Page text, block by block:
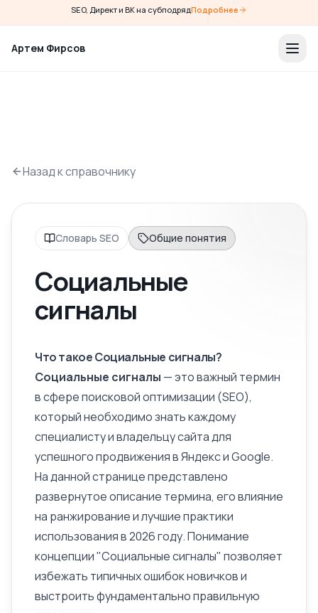
SEO, Директ и ВК на субподрядПодробнее
Артем Фирсов
Назад к справочнику
Словарь SEO Общие понятия
Социальные
сигналы
Что такое Социальные сигналы?
Социальные сигналы — это важный термин
в сфере поисковой оптимизации (SEO),
который необходимо знать каждому
специалисту и владельцу сайта для
успешного продвижения в Яндекс и Google.
На данной странице представлено
развернутоеописание термина, его влияние
на ранжирование и лучшие практики
использования в 2026 году. Понимание
концепции "Социальные сигналы" позволяет
избежать типичных ошибок новичков и
выстроить фундаментально правильную